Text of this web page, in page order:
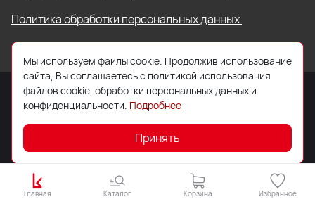
Политика обработки персональных данных
© 2026 ООО «Торговый Дом «Кровля Профи»
Главная Каталог Корзина Избранное
Мы используем файлы cookie. Продолжив использование
сайта, Вы соглашаетесь с политикой использования
файлов cookie, обработки персональных данных и
конфиденциальности. Подробнее
Принять